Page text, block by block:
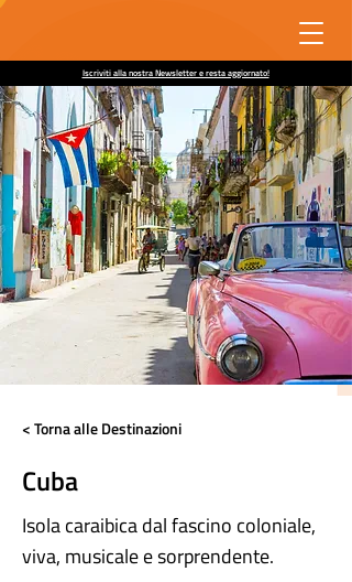
Iscriviti alla nostra Newsletter e resta aggiornato!
< Torna alle Destinazioni
Cuba
Isola caraibica dal fascino coloniale,
viva, musicale e sorprendente.